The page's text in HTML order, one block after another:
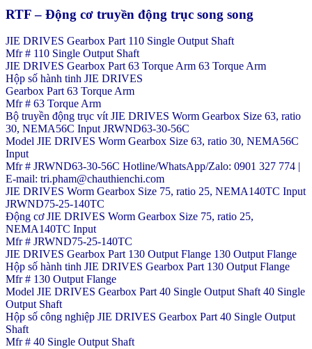
RTF – Động cơ truyền động trục song song
JIE DRIVES Gearbox Part 110 Single Output Shaft
Mfr # 110 Single Output Shaft
JIE DRIVES Gearbox Part 63 Torque Arm 63 Torque Arm
Hộp số hành tinh JIE DRIVES
Gearbox Part 63 Torque Arm
Mfr # 63 Torque Arm
Bộ truyền động trục vít JIE DRIVES Worm Gearbox Size 63, ratio
30, NEMA56C Input JRWND63-30-56C
Model JIE DRIVES Worm Gearbox Size 63, ratio 30, NEMA56C
Input
Mfr # JRWND63-30-56C Hotline/WhatsApp/Zalo: 0901 327 774 |
E-mail: tri.pham@chauthienchi.com
JIE DRIVES Worm Gearbox Size 75, ratio 25, NEMA140TC Input
JRWND75-25-140TC
Động cơ JIE DRIVES Worm Gearbox Size 75, ratio 25,
NEMA140TC Input
Mfr # JRWND75-25-140TC
JIE DRIVES Gearbox Part 130 Output Flange 130 Output Flange
Hộp số hành tinh JIE DRIVES Gearbox Part 130 Output Flange
Mfr # 130 Output Flange
Model JIE DRIVES Gearbox Part 40 Single Output Shaft 40 Single
Output Shaft
Hộp số công nghiệp JIE DRIVES Gearbox Part 40 Single Output
Shaft
Mfr # 40 Single Output Shaft